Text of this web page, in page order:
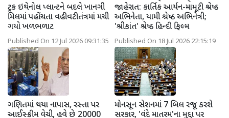
ટ્રક ઇથેનોલ પ્લાન્ટને બદલે ખાનગી
મિલમાં પહોંચતા વહીવટીતંત્રમાં મચી
ગયો ખળભળાટ
Published On 12 Jul 2026 09:31:35
જાહેરાત: કાર્તિક આર્યન-મામૂટી શ્રેષ્ઠ
અભિનેતા, યામી શ્રેષ્ઠ અભિનેત્રી;
'શ્રીકાંત' શ્રેષ્ઠ હિન્દી ફિલ્મ
Published On 18 Jul 2026 22:15:19
ગણિતમાં થયા નાપાસ, રસ્તા પર
આઈસ્ક્રીમ વેચી, હવે છે 20000
મોનસૂન સેશનમાં 7 બિલ રજૂ કરશે
સરકાર, 'વંદે માતરમ'ના મુદ્દા પર